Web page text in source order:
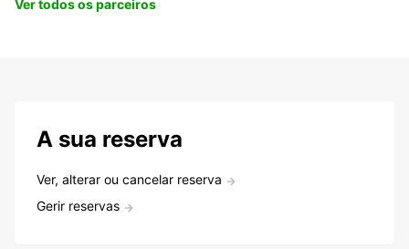
Ver todos os parceiros
A sua reserva
Ver, alterar ou cancelar reserva
Gerir reservas